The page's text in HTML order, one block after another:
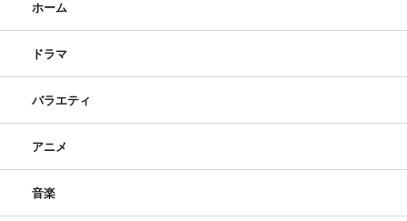
ホーム
ドラマ
バラエティ
アニメ
音楽